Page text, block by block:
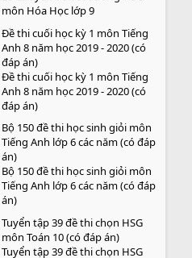
môn Hóa Học lớp 9
tài liệu
Đề thi cuối học kỳ 1 môn Tiếng
Anh 8 năm học 2019 - 2020 (có
đáp án)
Đề thi cuối học kỳ 1 môn Tiếng
Anh 8 năm học 2019 - 2020 (có
đáp án)
tài liệu
Bộ 150 đề thi học sinh giỏi môn
Tiếng Anh lớp 6 các năm (có đáp
án)
Bộ 150 đề thi học sinh giỏi môn
Tiếng Anh lớp 6 các năm (có đáp
án)
tài liệu
Tuyển tập 39 đề thi chọn HSG
môn Toán 10 (có đáp án)
Tuyển tập 39 đề thi chọn HSG